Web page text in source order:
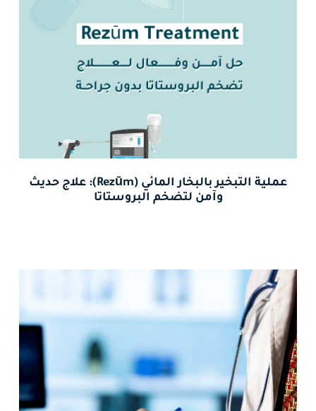
عملية التبخير بالبخار المائي (Rezūm): علاج حديث
وآمن لتضخم البروستاتا